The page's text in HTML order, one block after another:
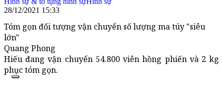
28/12/2021 15:33
Tóm gọn đối tượng vận chuyển số lượng ma túy "siêu
lớn"
Quang Phong
Hiếu đang vận chuyển 54.800 viên hồng phiến và 2
phục tóm gọn.